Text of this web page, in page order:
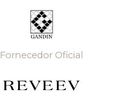
Fornecedor Oficial